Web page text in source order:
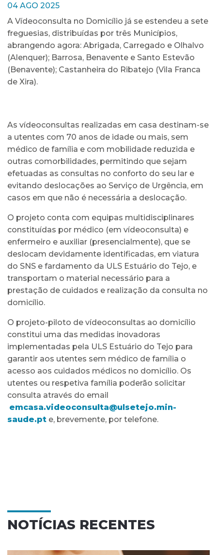
04 AGO 2025
A Vídeoconsulta no Domicílio já se estendeu a sete
freguesias, distribuídas por três Municípios,
abrangendo agora: Abrigada, Carregado e Olhalvo
(Alenquer); Barrosa, Benavente e Santo Estevão
(Benavente); Castanheira do Ribatejo (Vila Franca
de Xira).
As vídeoconsultas realizadas em casa destinam-se
a utentes com 70 anos de idade ou mais, sem
médico de família e com mobilidade reduzida e
outras comorbilidades, permitindo que sejam
efetuadas as consultas no conforto do seu lar e
evitando deslocações ao Serviço de Urgência, em
casos em que não é necessária a deslocação.
O projeto conta com equipas multidisciplinares
constituídas por médico (em vídeoconsulta) e
enfermeiro e auxiliar (presencialmente), que se
deslocam devidamente identificadas, em viatura
do SNS e fardamento da ULS Estuário do Tejo, e
transportam o material necessário para a
prestação de cuidados e realização da consulta no
domicílio.
O projeto-piloto de vídeoconsultas ao domicílio
constitui uma das medidas inovadoras
implementadas pela ULS Estuário do Tejo para
garantir aos utentes sem médico de família o
acesso aos cuidados médicos no domicílio. Os
utentes ou respetiva família poderão solicitar
consulta através do email
emcasa.videoconsulta@ulsetejo.min-
saude.pt e, brevemente, por telefone.
NOTÍCIAS RECENTES